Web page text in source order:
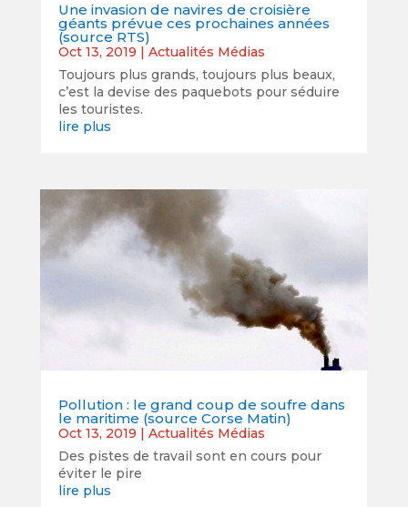
Une invasion de navires de croisière
géants prévue ces prochaines années
(source RTS)
Oct 13, 2019 | Actualités Médias
Toujours plus grands, toujours plus beaux,
c’est la devise des paquebots pour séduire
les touristes.
lire plus
Pollution : le grand coup de soufre dans
le maritime (source Corse Matin)
Oct 13, 2019
Actualités Médias
Des pistes de travail sont en cours pour
éviter le pire
lire plus